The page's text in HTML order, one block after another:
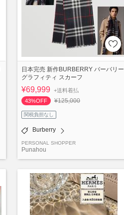
日本完売 新作BURBERRY バーバリー
グラフィティ スカーフ
¥69,999 +送料着払
43%OFF
¥125,000
関税負担なし
Burberry
PERSONAL SHOPPER
Punahou